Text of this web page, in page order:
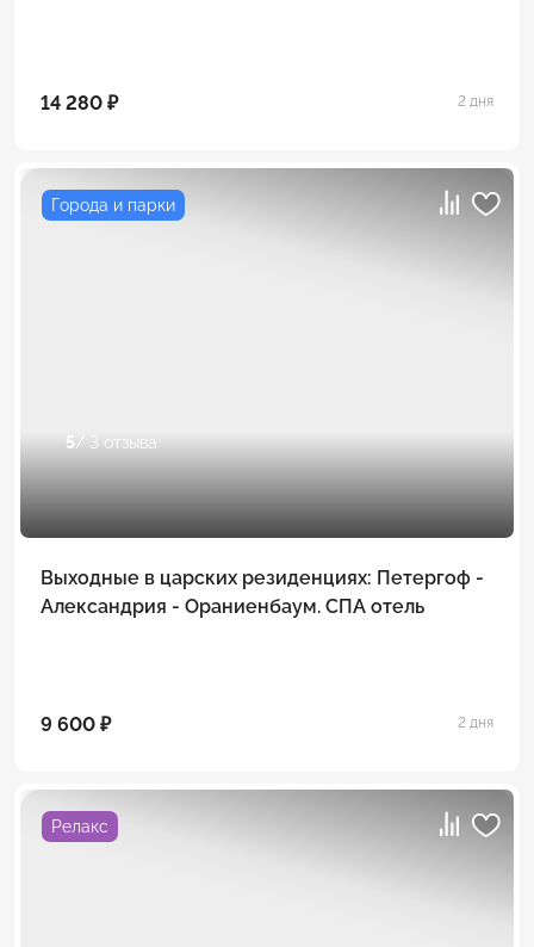
14 280 ₽ 2 дня
Города и парки
5/ 3 отзыва
Выходные в царских резиденциях: Петергоф -
Александрия - Ораниенбаум. СПА отель
9 600 ₽ 2 дня
Релакс